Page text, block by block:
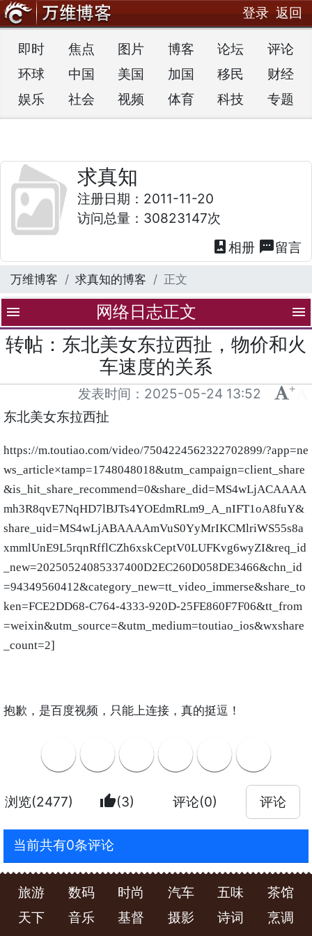
登录 返回
即时 焦点 图片 博客 论坛
评论
环球
中国 美国 加国 移民
财经
娱乐
社会 视频 体育 科技 专题
求真知
注册日期：2011-11-20
访问总量：30823147次
photo_album 相册 textsms留言
万维博客 求真知的博客 正文
menu 网络日志正文 menu
转帖：东北美女东拉西扯，物价和火
车速度的关系
发表时间： 2025-05-24 13:52 +
东北美女东拉西扯
https://m.toutiao.com/video/7504224562322702899/?app=ne
ws_article×tamp=1748048018&utm_campaign=client_share
&is_hit_share_recommend=0&share_did=MS4wLjACAAAA
mh3R8qvE7NqHD7lBJTs4YOEdmRLm9_A_nIFT1oA8fuY&
share_uid=MS4wLjABAAAAmVuS0YyMrIKCMlriWS55s8a
xmmlUnE9L5rqnRfflCZh6xskCeptV0LUFKvg6wyZI&req_id
_new=20250524085337400D2EC260D058DE3466&chn_id
=94349560412&category_new=tt_video_immerse&share_to
ken=FCE2DD68-C764-4333-920D-25FE860F7F06&tt_from
=weixin&utm_source=&utm_medium=toutiao_ios&wxshare
_count=2]
抱歉，是百度视频，只能上连接，真的挺逗！
浏览(2477) thumb_up(3) 评论(0) 评论
当前共有0条评论
旅游 数码 时尚 汽车 五味
茶馆
天下
音乐 基督 摄影 诗词
烹调